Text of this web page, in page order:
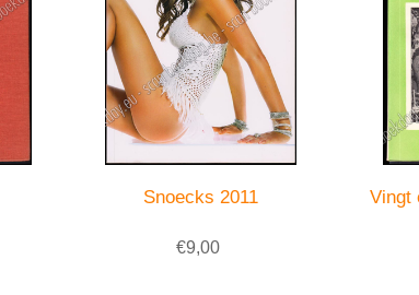
Snoecks 2011
€9,00
Vingt